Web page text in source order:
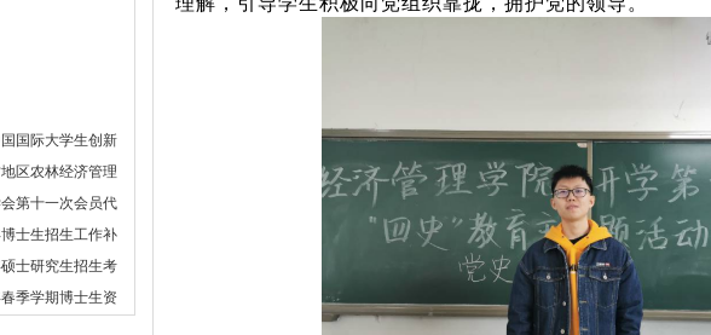
国际大学生创新
区农林经济管理
第十一次会员代
士生招生工作补
士研究生招生考
季学期博士生资